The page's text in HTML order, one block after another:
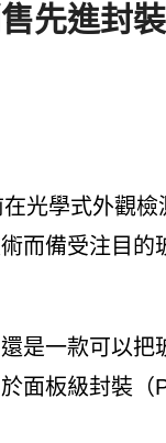
先進封
光學式外觀檢
而備受注目的
是一款可以把
面板級封裝（